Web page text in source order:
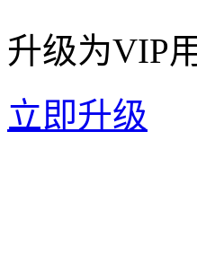
升级为VIP
立即升级